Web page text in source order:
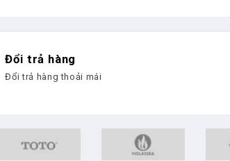
Đổi trả hàng
Đổi trả hàng thoải mái